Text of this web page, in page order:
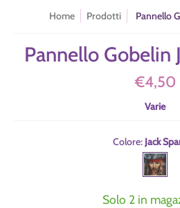
Home Prodotti Pannello
Pannello Gobelin
€4,50
Varie
Colore: Jack
Jack
Solo 2 in